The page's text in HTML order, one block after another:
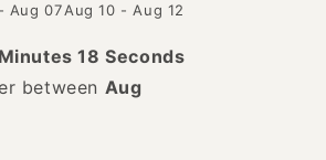
Aug 07Aug 10 - Aug 12
17 Seconds
between Aug